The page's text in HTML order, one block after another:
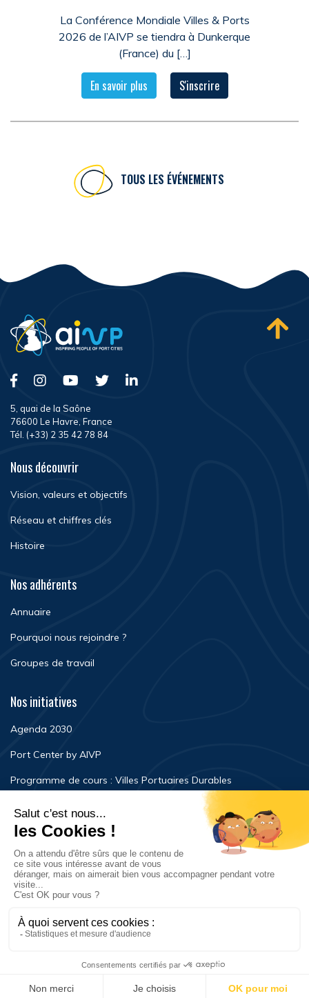
La Conférence Mondiale Villes & Ports
2026 de l’AIVP se tiendra à Dunkerque
(France) du […]
En savoir plus S'inscrire
TOUS LES ÉVÉNEMENTS
5, quai de la Saône
76600 Le Havre, France
Tél. (+33) 2 35 42 78 84
Nous découvrir
Vision, valeurs et objectifs
Réseau et chiffres clés
Histoire
Nos adhérents
Annuaire
Pourquoi nous rejoindre ?
Groupes de travail
Nos initiatives
Agenda 2030
Port Center by AIVP
Programme de cours : Villes Portuaires Durables
Newsroom
Événements
FAQ
Mentions légales Politique de confidentialité
© Copyright 2023